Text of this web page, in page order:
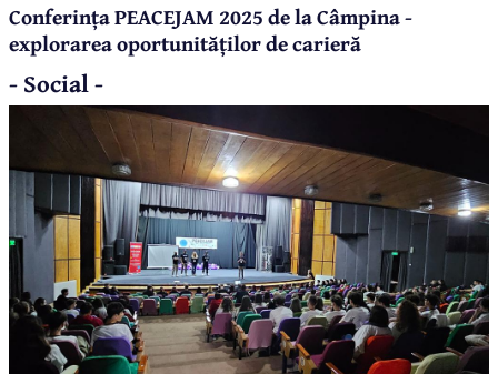
Conferința PEACEJAM 2025 de la Câmpina -
explorarea oportunităților de carieră
- Social -